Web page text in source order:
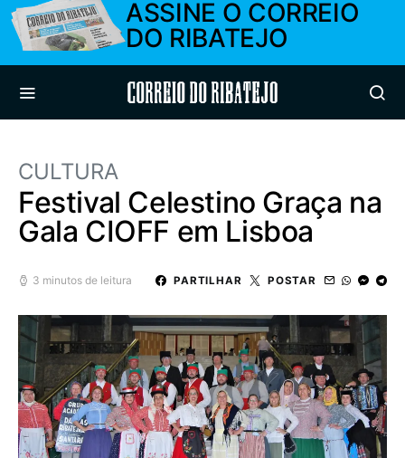
ASSINE O CORREIO
DO RIBATEJO
Correio do Ribatejo
CULTURA
Festival Celestino Graça na
Gala CIOFF em Lisboa
3 minutos de leitura PARTILHAR POSTAR